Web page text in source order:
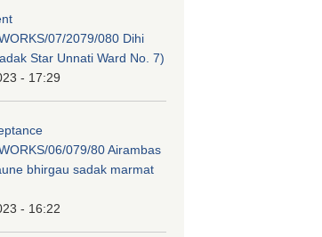
07/2079/080 Dihi
Star Unnati Ward No. 7)
- 17:29
06/079/80 Airambas
bhirgau sadak marmat
- 16:22